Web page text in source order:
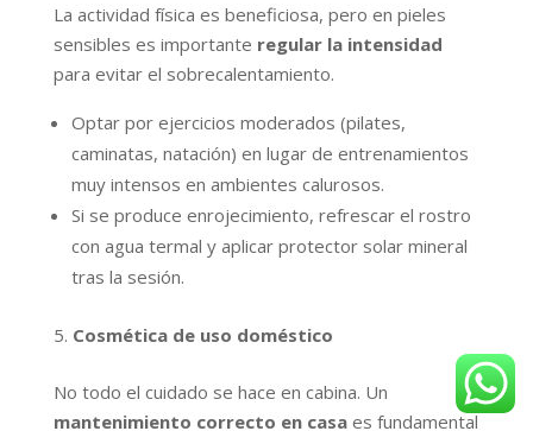
La actividad física es beneficiosa, pero en pieles
sensibles es importante regular la intensidad
para evitar el sobrecalentamiento.
Optar por ejercicios moderados (pilates,
caminatas, natación) en lugar de entrenamientos
muy intensos en ambientes calurosos.
Si se produce enrojecimiento, refrescar el rostro
con agua termal y aplicar protector solar mineral
tras la sesión.
Cosmética de uso doméstico
No todo el cuidado se hace en cabina. Un
mantenimiento correcto en casaes fundamental